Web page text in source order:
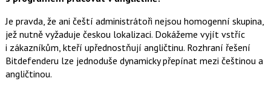
Je pravda, že ani čeští administrátoři nejsou homogenní skupina,
jež nutně vyžaduje českou lokalizaci. Dokážeme vyjít vstříc
i zákazníkům, kteří upřednostňují angličtinu. Rozhraní řešení
Bitdefenderu lze jednoduše dynamicky přepínat mezi češtinou a
angličtinou.